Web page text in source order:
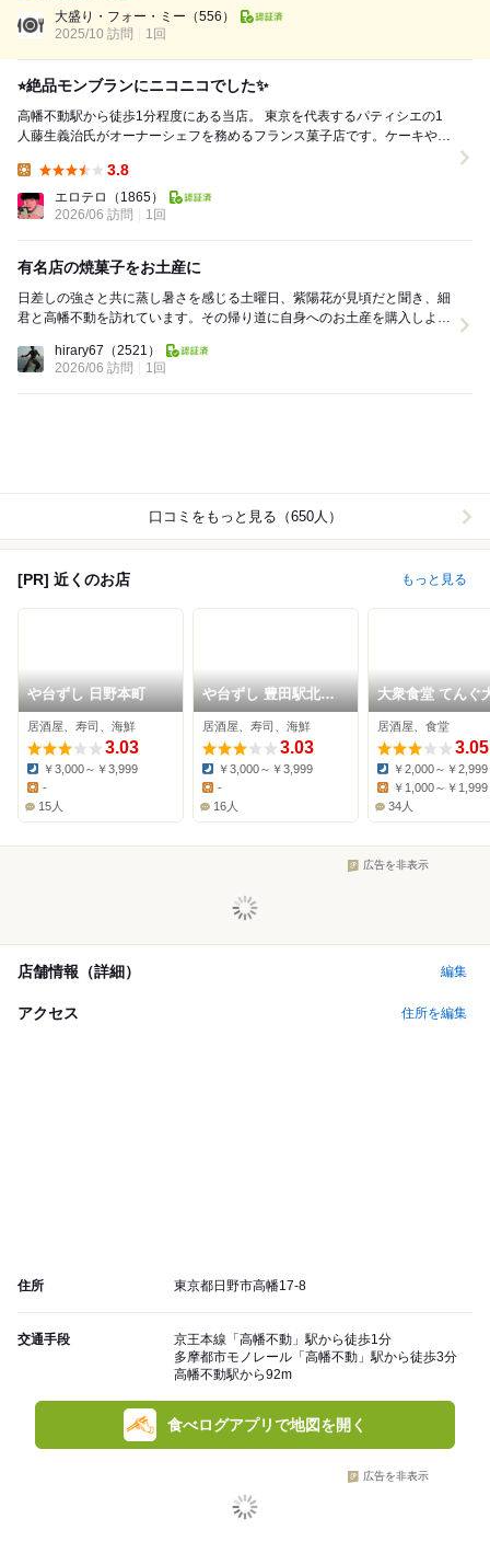
大盛り・フォー・ミー （556）
2025/10 訪問
1回
⭐︎絶品モンブランにニコニコでした✨
高幡不動駅から徒歩1分程度にある当店。 東京を代表するパティシエの1
人藤生義治氏がオーナーシェフを務めるフランス菓子店です。ケーキや焼
3.8
エロテロ
（1865）
2026/06 訪問
1回
有名店の焼菓子をお土産に
日差しの強さと共に蒸し暑さを感じる土曜日、紫陽花が見頃だと聞き、細
君と高幡不動を訪れています。その帰り道に自身へのお土産を購入しよう
hirary67 （2521）
2026/06 訪問
1回
口コミをもっと見る（650人）
[PR] 近くのお店 もっと見る
や台ずし 日野本町
居酒屋、寿司、海鮮
3.03
Dinner:
￥3,000～￥3,999
Lunch:
-
15人
や台ずし 豊田駅北口
町
居酒屋、寿司、海鮮
3.03
Dinner:
￥3,000～￥3,999
Lunch:
-
16人
大衆食堂 てんぐ
ール 高幡不動店
居酒屋、食堂
3.05
Dinner:
￥2,000～￥2,999
Lunch:
￥1,000～￥1,999
34人
広告を非表示
店舗情報（詳細） 編集
アクセス 住所を編集
住所 東京都日野市高幡17-8
交通手段
京王本線「高幡不動」駅から徒歩1分
多摩都市モノレール「高幡不動」駅から徒歩3分
高幡不動駅から92m
食べログアプリで地図を開く
広告を非表示